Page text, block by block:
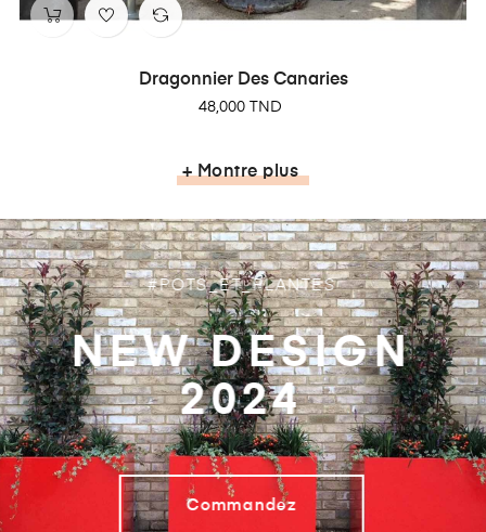
Dragonnier Des Canaries
Prix
48,000 TND
+ Montre plus
#POTS_ET_PLANTES
NEW DESIGN
2024
Commandez